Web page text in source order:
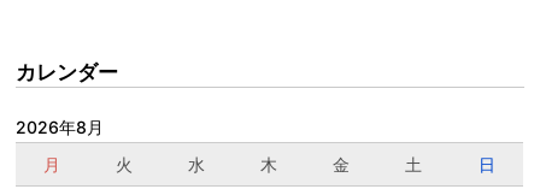
カレンダー
2026年8月
月
火 水 木 金 土 日